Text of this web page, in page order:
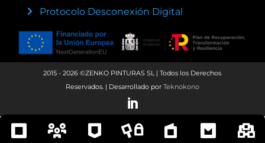
Protocolo Desconexión Digital
2015 - 2026 ©ZENKO PINTURAS SL | Todos los Derechos
Reservados. | Desarrollado por Teknokono
